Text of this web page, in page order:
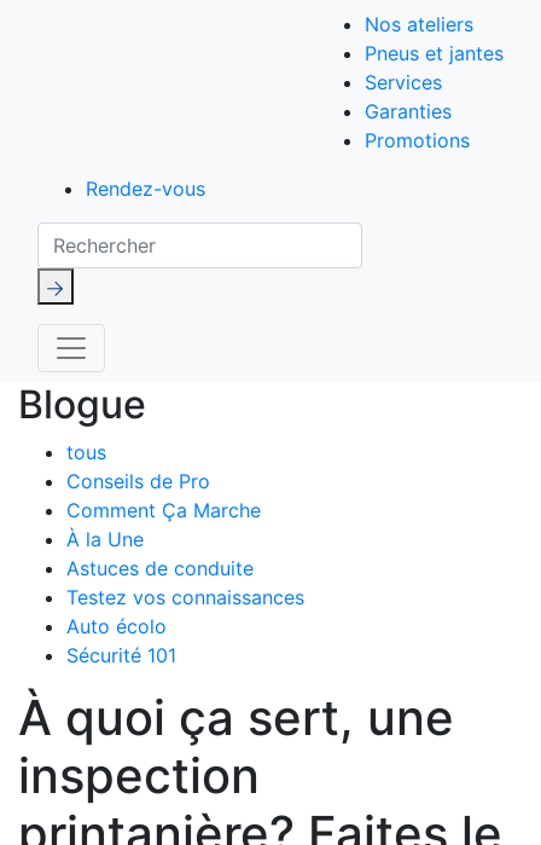
Nos ateliers
Pneus et jantes
Services
Garanties
Promotions
Rendez-vous
Rechercher
Blogue
tous
Conseils de Pro
Comment Ça Marche
À la Une
Astuces de conduite
Testez vos connaissances
Auto écolo
Sécurité 101
À quoi ça sert, une
inspection